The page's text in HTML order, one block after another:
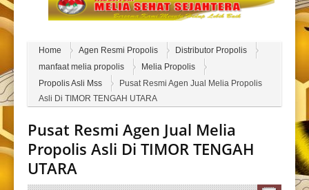
Home Agen Resmi Propolis
Distributor Propolis
manfaat melia propolis
Melia Propolis
Propolis Asli Mss
Pusat Resmi Agen Jual Melia Propolis
Asli Di TIMOR TENGAH UTARA
Pusat Resmi Agen Jual Melia
Propolis Asli Di TIMOR TENGAH
UTARA